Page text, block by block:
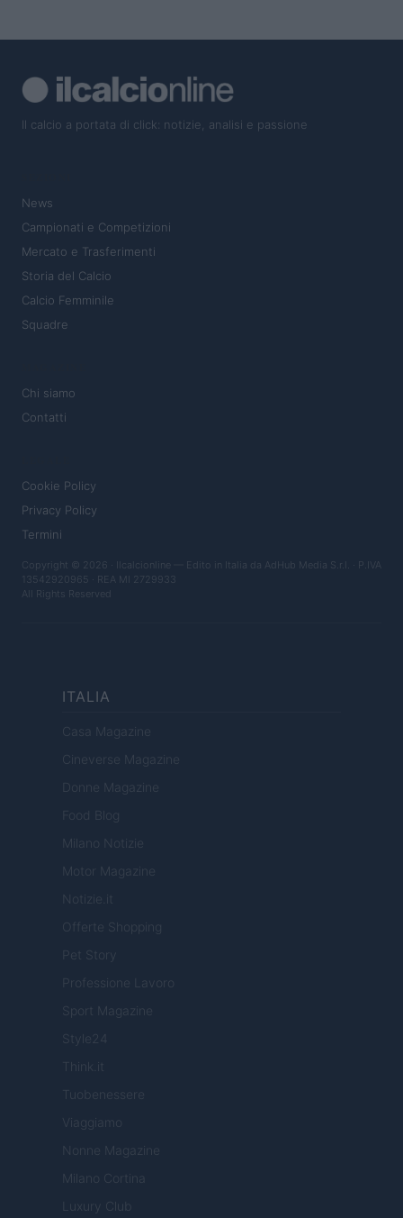
Il calcio a portata di click: notizie, analisi e passione
News
Campionati e Competizioni
Mercato e Trasferimenti
Storia del Calcio
Calcio Femminile
Squadre
Chi siamo
Contatti
Cookie Policy
Privacy Policy
Termini
Copyright © 2026 · Ilcalcionline — Edito in Italia da AdHub Media S.r.l. · P.IVA
13542920965 · REA MI 2729933
All Rights Reserved
ITALIA
Casa Magazine
Cineverse Magazine
Donne Magazine
Food Blog
Milano Notizie
Motor Magazine
Notizie.it
Offerte Shopping
Pet Story
Professione Lavoro
Sport Magazine
Style24
Think.it
Tuobenessere
Viaggiamo
Nonne Magazine
Milano Cortina
Luxury Club